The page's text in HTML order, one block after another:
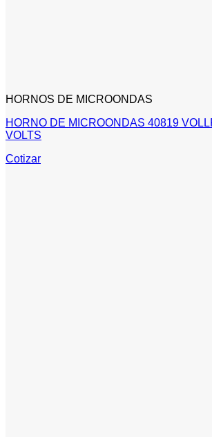
HORNOS DE MICROONDAS
HORNO DE MICROONDAS 40819
VOLTS
Cotizar